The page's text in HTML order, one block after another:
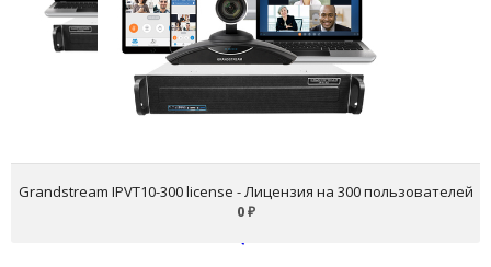
Grandstream IPVT10-300 license - Лицензия на 300 пользователей
0 ₽